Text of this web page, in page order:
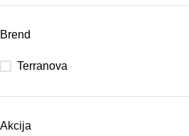
Brend
Terranova
Akcija